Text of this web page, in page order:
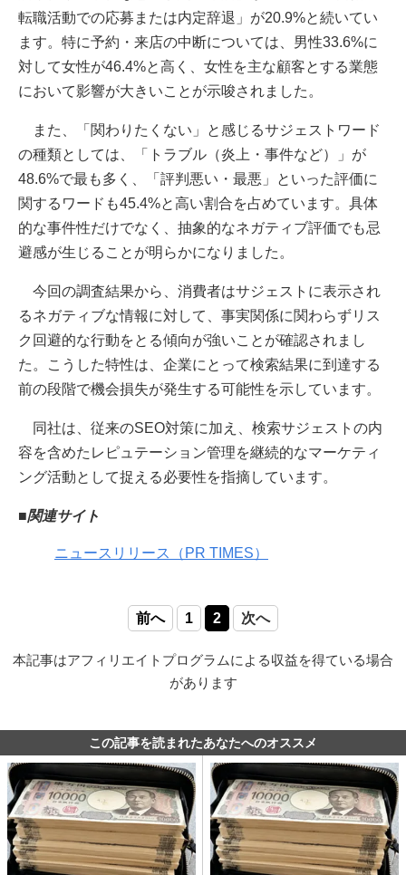
転職活動での応募または内定辞退」が20.9%と続いてい
ます。特に予約・来店の中断については、男性33.6%に
対して女性が46.4%と高く、女性を主な顧客とする業態
において影響が大きいことが示唆されました。
また、「関わりたくない」と感じるサジェストワード
の種類としては、「トラブル（炎上・事件など）」が
48.6%で最も多く、「評判悪い・最悪」といった評価に
関するワードも45.4%と高い割合を占めています。具体
的な事件性だけでなく、抽象的なネガティブ評価でも忌
避感が生じることが明らかになりました。
今回の調査結果から、消費者はサジェストに表示され
るネガティブな情報に対して、事実関係に関わらずリス
ク回避的な行動をとる傾向が強いことが確認されまし
た。こうした特性は、企業にとって検索結果に到達する
前の段階で機会損失が発生する可能性を示しています。
同社は、従来のSEO対策に加え、検索サジェストの内
容を含めたレピュテーション管理を継続的なマーケティ
ング活動として捉える必要性を指摘しています。
■関連サイト
ニュースリリース（PR TIMES）
前へ 1 2 次へ
本記事はアフィリエイトプログラムによる収益を得ている場合
があります
この記事を読まれたあなたへのオススメ